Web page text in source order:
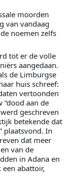
moorden
van vandaag
noemen zelfs
tot er de volle
aangedaan.
de Limburgse
huis schreef:
vertoonden
“dood aan de
geschreven
betekende dat
plaatsvond. In
dat meer
van de
in Adana en
een abattoir,